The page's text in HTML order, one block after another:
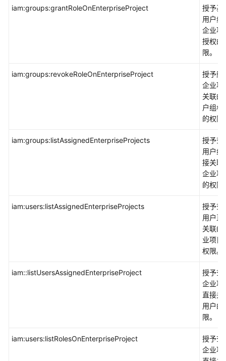
iam:groups:grantRoleOnEnterpriseProject
授予基
用户组
企业项
授权的
限。
iam:groups:revokeRoleOnEnterpriseProject
授予删
企业项
关联的
户组权
的权限
iam:groups:listAssignedEnterpriseProjects
授予查
用户组
接关联
企业项
的权限
iam:users:listAssignedEnterpriseProjects
授予查
用户直
关联的
业项目
权限。
iam::listUsersAssignedEnterpriseProject
授予查
企业项
直接关
用户的
限。
iam:users:listRolesOnEnterpriseProject
授予查
企业项